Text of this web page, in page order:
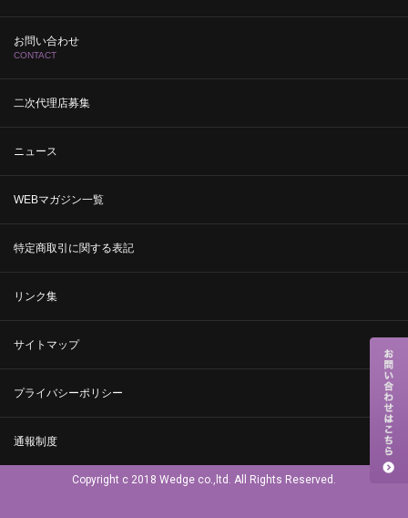
お問い合わせ
CONTACT
二次代理店募集
ニュース
WEBマガジン一覧
特定商取引に関する表記
リンク集
サイトマップ
プライバシーポリシー
通報制度
Copyright c 2018 Wedge co.,ltd. All Rights Reserved.